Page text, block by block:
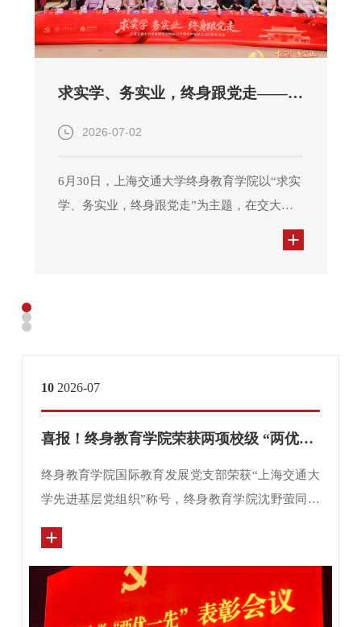
求实学、务实业，终身跟党走——上海交通大学终身教育学院举办庆祝建党105周年主题活动
2026-07-02
6月30日，上海交通大学终身教育学院以“求实
学、务实业，终身跟党走”为主题，在交大长
宁校区隆重举办庆祝建党105周年主题活动，
深化校地企“三区联动”党建共建，表彰先进党
10 2026-07
喜报！终身教育学院荣获两项校级 “两优一先” 荣誉
终身教育学院国际教育发展党支部荣获“上海交通大
学先进基层党组织”称号，终身教育学院沈野萤同志